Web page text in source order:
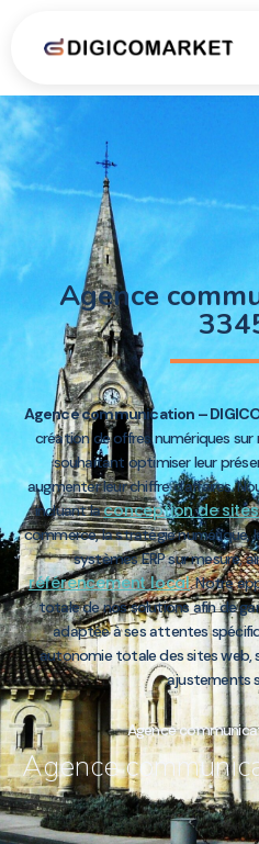
Agence
Agence communication –
création de offres numériques
souhaitant optimiser leur
augmenter leur chiffre d’affaires.
incluant laconception de
commerce, la stratégie numérique,
systèmes ERP sur mesure,
référencement local. Notre
totale de nos solutions afin de
adaptée à ses attentes
autonomie totale des sites web,
ajustements
Agence
Agence